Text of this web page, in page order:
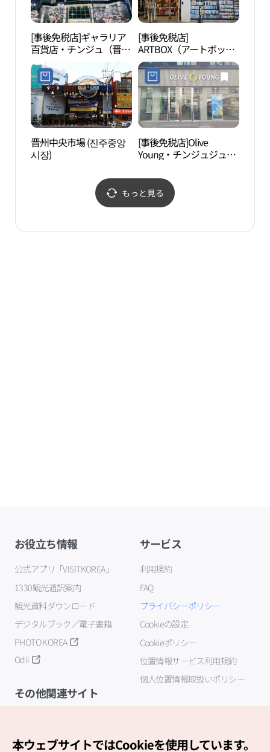
[事後免税店]ギャラリア
百貨店・チンジュ（晋
州）店(갤러리아백화점
진주점)
[事後免税店]
ARTBOX（アートボック
ス）・チンジュ（晋州）
店(아트박스 진주점)
晋州中央市場 (진주중앙
시장)
[事後免税店]Olive
Young・チンジュジュン
리브영 진주중앙점)
もっと見る
お役立ち情報
公式アプリ「VISITKOREA」
1330観光通訳案内
観光資料ダウンロード
デジタルブック／電子書籍
PHOTO KOREA
Odii
サービス
利用規約
FAQ
プライバシーポリシー
Cookieの設定
Cookieポリシー
位置情報サービス利用規約
個人位置情報取扱いポリシー
その他関連サイト
本ウェブサイトではCookieを使用しています。